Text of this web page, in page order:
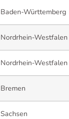
Baden-Württemberg
Nordrhein-Westfalen
Nordrhein-Westfalen
Bremen
Sachsen